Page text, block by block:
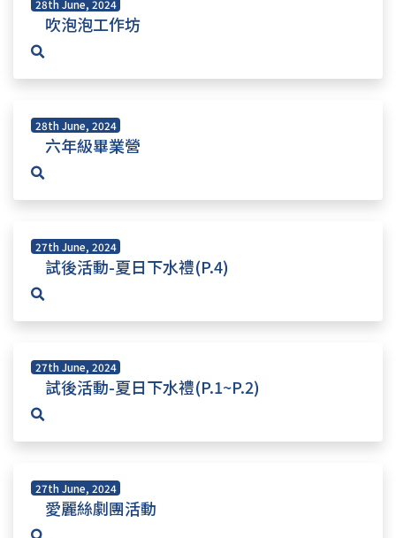
28th June, 2024
吹泡泡工作坊
28th June, 2024
六年級畢業營
27th June, 2024
試後活動-夏日下水禮(P.4)
27th June, 2024
試後活動-夏日下水禮(P.1~P.2)
27th June, 2024
愛麗絲劇團活動